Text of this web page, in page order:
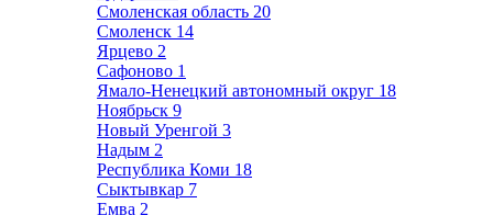
Смоленская область 20
Смоленск 14
Ярцево 2
Сафоново 1
Ямало-Ненецкий автономный округ 18
Ноябрьск 9
Новый Уренгой 3
Надым 2
Республика Коми 18
Сыктывкар 7
Емва 2